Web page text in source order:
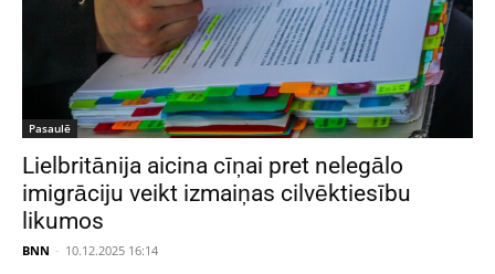
Pasaulē
Lielbritānija aicina cīņai pret nelegālo
imigrāciju veikt izmaiņas cilvēktiesību
likumos
BNN - 10.12.2025 16:14